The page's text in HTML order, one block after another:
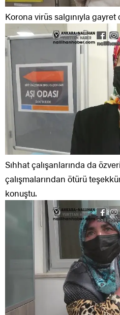
Korona virüs salgınıyla gayret
Sıhhat çalışanlarında da
çalışmalarından ötürü
konuştu.